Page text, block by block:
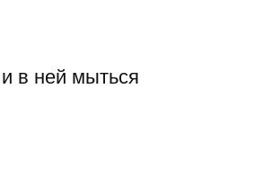
в ней мыться